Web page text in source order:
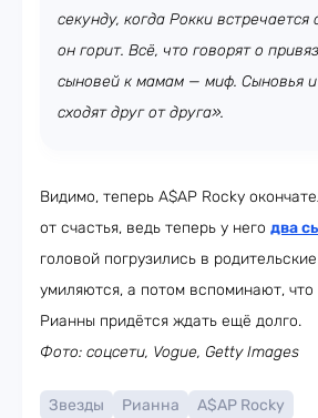
секунду, когда Рокки встречается
он горит. Всё, что говорят о
сыновей к мамам — миф. Сыновья
сходят друг от друга».
Видимо, теперь A$AP Rocky
от счастья, ведь теперь у него два
головой погрузились в
умиляются, а потом вспоминают, что
Рианны придётся ждать ещё долго.
Фото: соцсети, Vogue, Getty Images
Звезды Рианна A$AP Rocky